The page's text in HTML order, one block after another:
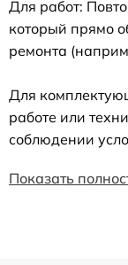
Для работ:
который прямо
ремонта
Для
работе или
соблюдении
Показать